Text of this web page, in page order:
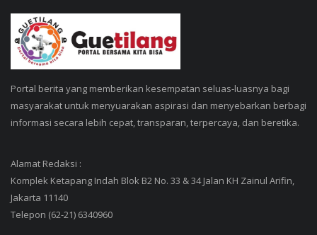
Portal berita yang memberikan kesempatan seluas-luasnya bagi
masyarakat untuk menyuarakan aspirasi dan menyebarkan berbagi
informasi secara lebih cepat, transparan, terpercaya, dan beretika.
Alamat Redaksi :
Komplek Ketapang Indah Blok B2 No. 33 & 34 Jalan KH Zainul Arifin,
Jakarta 11140
Telepon (62-21) 6340960